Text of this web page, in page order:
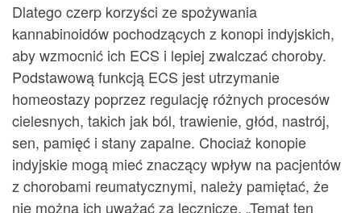
Dlatego czerp korzyści ze spożywania
kannabinoidów pochodzących z konopi indyjskich,
aby wzmocnić ich ECS i lepiej zwalczać choroby.
Podstawową funkcją ECS jest utrzymanie
homeostazy poprzez regulację różnych procesów
cielesnych, takich jak ból, trawienie, głód, nastrój,
sen, pamięć i stany zapalne. Chociaż konopie
indyjskie mogą mieć znaczący wpływ na pacjentów
z chorobami reumatycznymi, należy pamiętać, że
nie można ich uważać za lecznicze. „Temat ten